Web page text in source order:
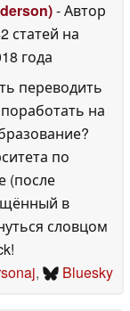
- Автор
статей на
года
переводить
на
по
(после
в
словцом
, Bluesky